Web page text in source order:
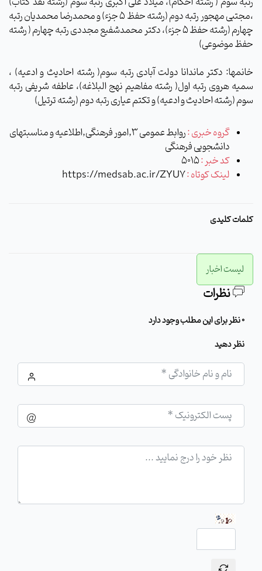
،مجتبی مهجور رتبه دوم (رشته حفظ ۵ جزء) و محمدرضا محمدیان رتبه
چهارم (رشته حفظ ۵ جزء)، دکتر محمدشفیع مجددی رتبه چهارم ( رشته
حفظ موضوعی)
خانمها: دکتر ماندانا دولت آبادی رتبه سوم( رشته احادیث و ادعیه) ،
سمیه هروی رتبه اول( رشته مفاهیم نهج البلاغه)، عاطفه شریفی رتبه
سوم (رشته احادیث و ادعیه) و تکتم عیاری رتبه دوم (رشته ترتیل)
گروه خبری :
روابط عمومی 3,امور فرهنگی,اطلاعیه و مناسبتهای
دانشجویی فرهنگی
کد خبر :5015
لینک کوتاه :https://medsab.ac.ir/ZYU7
کلمات کلیدی
لیست اخبار
نظرات
0 نظر برای این مطلب وجود دارد
نظر دهید